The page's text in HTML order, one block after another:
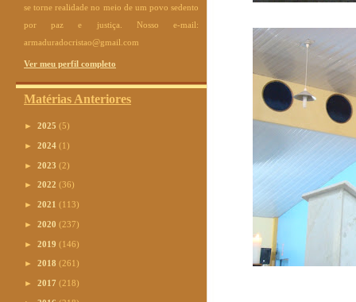
se torne realidade no meio de um povo sedento
por paz e justiça. Nosso e-mail:
armaduradocristao@gmail.com
Ver meu perfil completo
Matérias Anteriores
► 2025 (5)
► 2024 (1)
► 2023 (2)
► 2022 (36)
► 2021 (113)
► 2020 (237)
► 2019 (146)
► 2018 (261)
► 2017 (218)